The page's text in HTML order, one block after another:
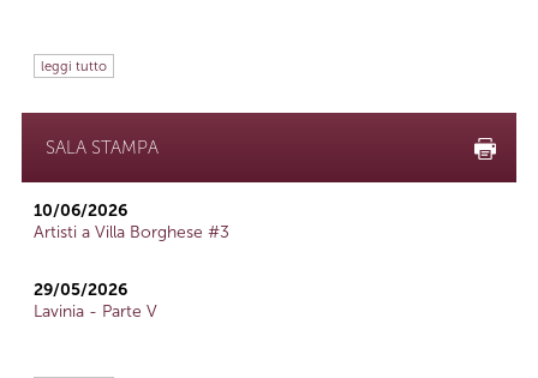
leggi tutto
SALA STAMPA
10/06/2026
Artisti a Villa Borghese #3
29/05/2026
Lavinia - Parte V